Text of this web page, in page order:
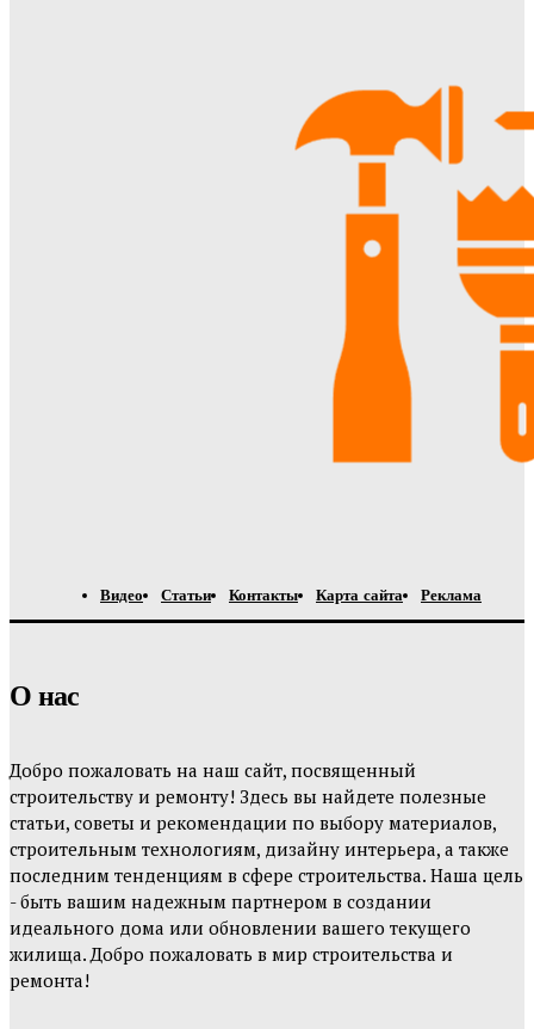
Видео Статьи Контакты Карта сайта Реклама
О нас
Добро пожаловать на наш сайт, посвященный
строительству и ремонту! Здесь вы найдете полезные
статьи, советы и рекомендации по выбору материалов,
строительным технологиям, дизайну интерьера, а также
последним тенденциям в сфере строительства. Наша цель
- быть вашим надежным партнером в создании
идеального дома или обновлении вашего текущего
жилища. Добро пожаловать в мир строительства и
ремонта!